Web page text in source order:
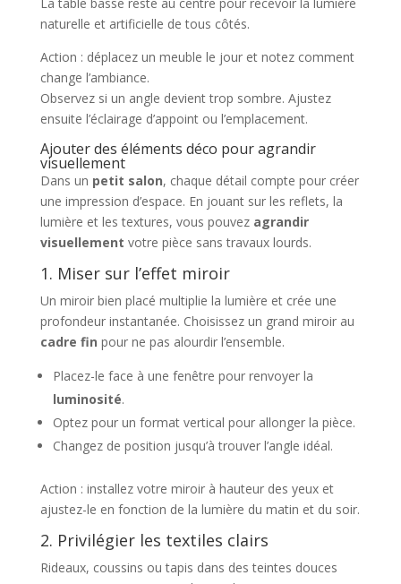
naturelle et artificielle de tous côtés.
Action : déplacez un meuble le jour et notez comment
change l’ambiance.
Observez si un angle devient trop sombre. Ajustez
ensuite l’éclairage d’appoint ou l’emplacement.
Ajouter des éléments déco pour agrandir
visuellement
Dans un petit salon, chaque détail compte pour créer
une impression d’espace. En jouant sur les reflets, la
lumière et les textures, vous pouvezagrandir
visuellement votre pièce sans travaux lourds.
1. Miser sur l’effet miroir
Un miroir bien placé multiplie la lumière et crée une
profondeur instantanée. Choisissez un grand miroir au
cadre fin pour ne pas alourdir l’ensemble.
Placez-le face à une fenêtre pour renvoyer la
luminosité.
Optez pour un format vertical pour allonger la pièce.
Changez de position jusqu’à trouver l’angle idéal.
Action : installez votre miroir à hauteur des yeux et
ajustez-le en fonction de la lumière du matin et du soir.
2. Privilégier les textiles clairs
Rideaux, coussins ou tapis dans des teintes douces